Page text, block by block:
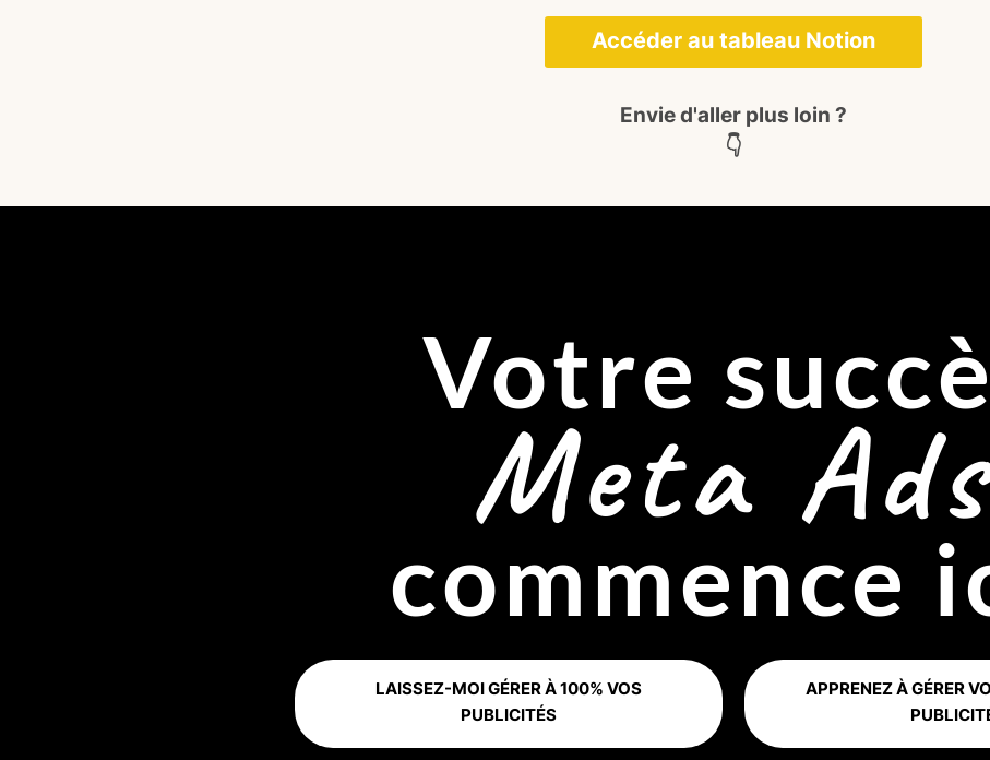
Accéder au tableau Notion
Envie d'aller plus loin ?
👇
Votre
Meta
commence
LAISSEZ-MOI GÉRER À 100% VOS
PUBLICITÉS
APPRENEZ À GÉRER